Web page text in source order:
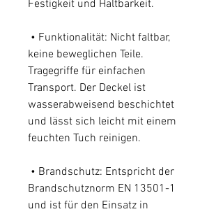
Festigkeit und Haltbarkeit.
• Funktionalität: Nicht faltbar,
keine beweglichen Teile.
Tragegriffe für einfachen
Transport. Der Deckel ist
wasserabweisend beschichtet
und lässt sich leicht mit einem
feuchten Tuch reinigen.
• Brandschutz: Entspricht der
Brandschutznorm EN 13501-1
und ist für den Einsatz in